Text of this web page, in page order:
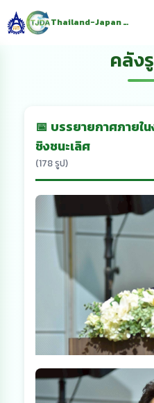
Thailand-Japan Decarbonization Award
คลัง
📅 บรรยายกาศภายใ
ชิงชนะเลิศ
(178 รูป)